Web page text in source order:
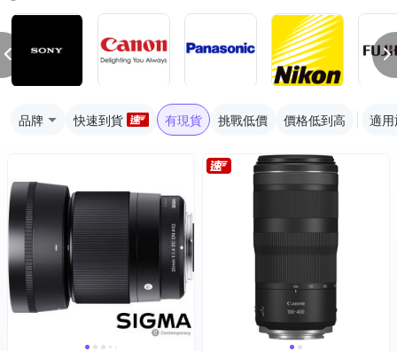
品牌 快速到貨 有現貨 挑戰低價 價格低到高 適